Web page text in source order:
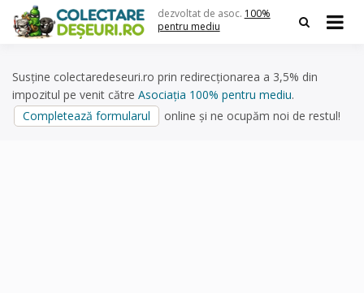
content
dezvoltat de asoc. 100%
pentru mediu
Susține colectaredeseuri.ro prin redirecționarea a 3,5% din
impozitul pe venit către Asociația 100% pentru mediu.
Completează formularul
online și ne ocupăm noi de restul!